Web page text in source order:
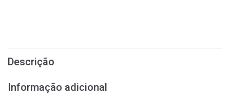
Descrição
Informação adicional